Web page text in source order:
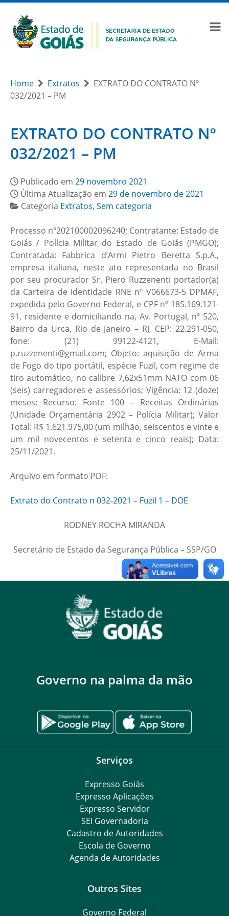
Home Extratos
EXTRATO DO CONTRATO Nº
032/2021 – PM
EXTRATO DO CONTRATO Nº
032/2021 – PM
Publicado em 29 novembro 2021
Última Atualização em 29 de novembro de 2021
Categoria Extratos, Sem categoria
Processo nº202100002096240; Contratante: Estado de
Goiás / Polícia Militar do Estado de Goiás (PMGO);
Contratada: Fabbrica d’Armi Pietro Beretta S.p.A.,
empresa italiana, neste ato representada no Brasil
por seu procurador Sr. Piero Ruzzenenti portador(a)
da Carteira de Identidade RNE nº V066673-5 DPMAF,
expedida pelo Governo Federal, e CPF nº 185.169.121-
91, residente e domiciliando na, Av. Portugal, nº 520,
Bairro da Urca, Rio de Janeiro – RJ, CEP: 22.291-050,
fone: (21) 99122-4121, E-Mail:
p.ruzzenenti@gmail.com; Objeto: aquisição de Arma
de Fogo do tipo portátil, espécie Fuzil, com regime de
tiro automático, no calibre 7,62x51mm NATO com 06
(seis) carregadores e assessórios; Vigência: 12 (doze)
meses; Recurso: Fonte 100 – Receitas Ordinárias
(Unidade Orçamentária 2902 – Polícia Militar); Valor
Total: R$ 1.621.975,00 (um milhão, seiscentos e vinte e
um mil novecentos e setenta e cinco reais); Data:
25/11/2021.
Arquivo em formato PDF:
Extrato do Contrato n 032-2021 – Fuzil 1 – DOE
RODNEY ROCHA MIRANDA
Secretário de Estado da Segurança Pública – SSP/GO
Governo na palma da mão
Serviços
Expresso Goiás
Expresso Aplicações
Expresso Servidor
SEI Governadoria
Cadastro de Autoridades
Escola de Governo
Agenda de Autoridades
Outros Sites
Governo Federal